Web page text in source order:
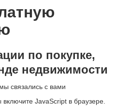
по покупке,
недвижимости
связались с вами
JavaScript в браузере.